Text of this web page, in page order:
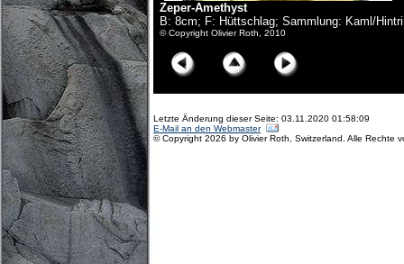
Zeper-Amethyst
B: 8cm; F: Hüttschlag; Sammlung: Kaml/
© Copyright Olivier Roth, 2010
Letzte Änderung dieser Seite: 03.11.2020 01:58:09
E-Mail an den Webmaster
© Copyright 2026 by Olivier Roth, Switzerland. Alle Rechte